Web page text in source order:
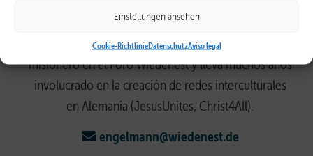
Einstellungen ansehen
Cookie-RichtlinieDatenschutzAviso legal
Horst Engelmann, * 1957, vivió con su familia en
Tanzania durante 16 años, desde 2003 es líder
misionero en el Foro Wiedenest y lleva muchos años
involucrado en la creación de redes interculturales
en Alemania (JesusUnites, Christ4All).
engelmann@wiedenest.de